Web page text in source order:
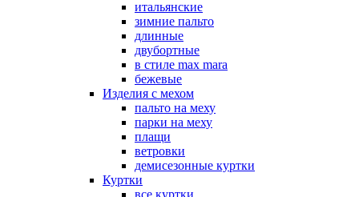
итальянские
зимние пальто
длинные
двубортные
в стиле max mara
бежевые
Изделия с мехом
пальто на меху
парки на меху
плащи
ветровки
демисезонные куртки
Куртки
все куртки